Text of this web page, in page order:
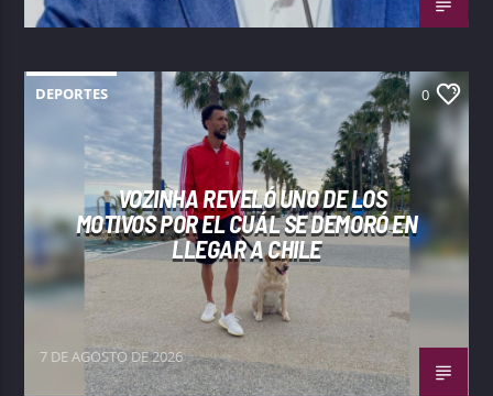
DEPORTES 0
VOZINHA REVELÓ UNO DE LOS
MOTIVOS POR EL CUÁL SE DEMORÓ EN
LLEGAR A CHILE
7 DE AGOSTO DE 2026